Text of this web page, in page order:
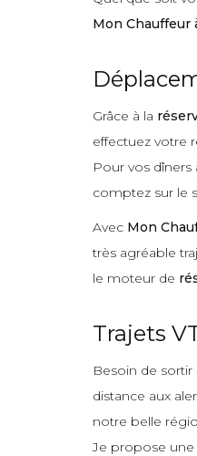
Mon Chauffeur
Grâce à la
effectuez votre
Pour vos
comptez sur le
Avec Mon
très agréable
le moteur de
Trajets
Besoin de
distance aux
notre belle
Je propose une